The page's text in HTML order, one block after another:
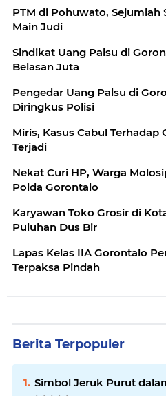
PTM di Pohuwato, Sejumlah
Main Judi
Sindikat Uang Palsu di
Belasan Juta
Pengedar Uang Palsu di
Diringkus Polisi
Miris, Kasus Cabul Terhadap
Terjadi
Nekat Curi HP, Warga
Polda Gorontalo
Karyawan Toko Grosir di
Puluhan Dus Bir
Lapas Kelas IIA Gorontalo
Terpaksa Pindah
Berita Terpopuler
Simbol Jeruk Purut